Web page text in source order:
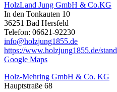
HolzLand Jung GmbH & Co.KG
In den Tonkauten 10
36251 Bad Hersfeld
Telefon: 06621-92230
info@holzjung1855.de
https://www.holzjung1855.de/
Google Maps
Holz-Mehring GmbH & Co. KG
Hauptstraße 68